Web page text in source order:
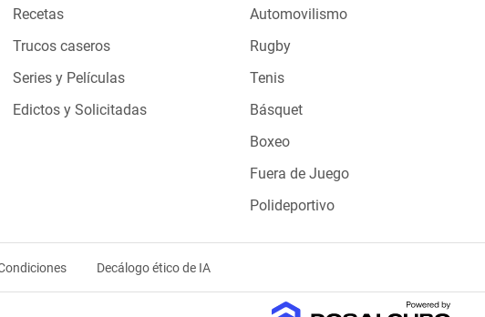
Recetas
Trucos caseros
Series y Películas
Edictos y Solicitadas
Automovilismo
Rugby
Tenis
Básquet
Boxeo
Fuera de Juego
Polideportivo
Decálogo ético de IA